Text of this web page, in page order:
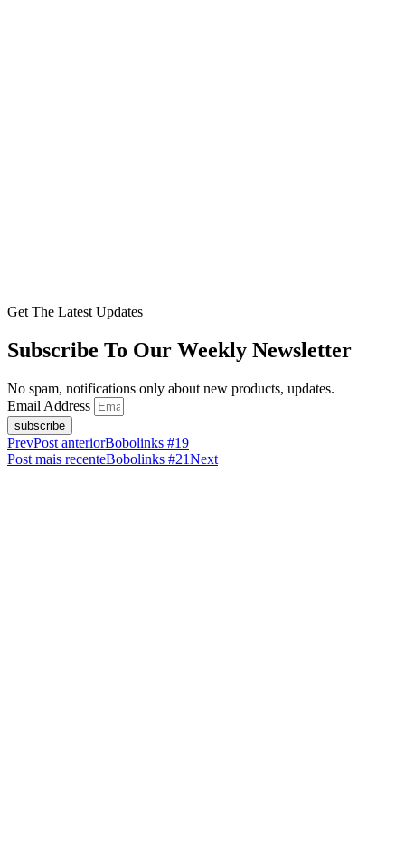
Get The Latest Updates
Subscribe To Our Weekly Newsletter
No spam, notifications only about new products, updates.
Email Address
subscribe
PrevPost anteriorBobolinks #19
Post mais recenteBobolinks #21Next